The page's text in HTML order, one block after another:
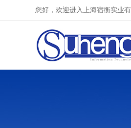
您好，欢迎进入上海宿衡实业有